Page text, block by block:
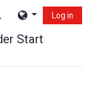
Toggle search input
Log in
Start